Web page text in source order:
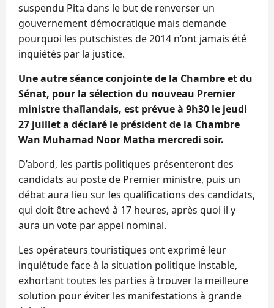
suspendu Pita dans le but de renverser un
gouvernement démocratique mais demande
pourquoi les putschistes de 2014 n’ont jamais été
inquiétés par la justice.
Une autre séance conjointe de la Chambre et du
Sénat, pour la sélection du nouveau Premier
ministre thaïlandais, est prévue à 9h30 le jeudi
27 juillet a déclaré le président de la Chambre
Wan Muhamad Noor Matha mercredi soir.
D’abord, les partis politiques présenteront des
candidats au poste de Premier ministre, puis un
débat aura lieu sur les qualifications des candidats,
qui doit être achevé à 17 heures, après quoi il y
aura un vote par appel nominal.
Les opérateurs touristiques ont exprimé leur
inquiétude face à la situation politique instable,
exhortant toutes les parties à trouver la meilleure
solution pour éviter les manifestations à grande